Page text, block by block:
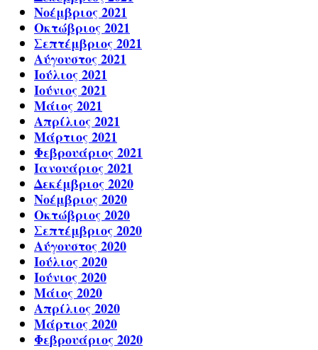
Νοέμβριος 2021
Οκτώβριος 2021
Σεπτέμβριος 2021
Αύγουστος 2021
Ιούλιος 2021
Ιούνιος 2021
Μάιος 2021
Απρίλιος 2021
Μάρτιος 2021
Φεβρουάριος 2021
Ιανουάριος 2021
Δεκέμβριος 2020
Νοέμβριος 2020
Οκτώβριος 2020
Σεπτέμβριος 2020
Αύγουστος 2020
Ιούλιος 2020
Ιούνιος 2020
Μάιος 2020
Απρίλιος 2020
Μάρτιος 2020
Φεβρουάριος 2020